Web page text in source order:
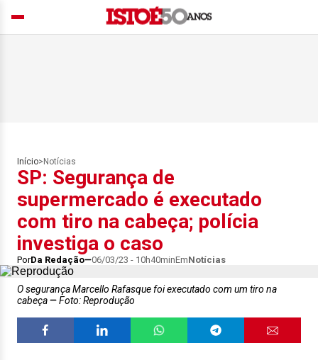
Início> Notícias
SP: Segurança de
supermercado é executado
com tiro na cabeça; polícia
investiga o caso
PorDa Redação 06/03/23 - 10h40minEmNotícias
O segurança Marcello Rafasque foi executado com um tiro na
cabeça
Foto: Reprodução